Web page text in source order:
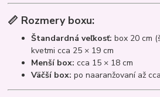
📏 Rozmery boxu:
Štandardná veľkosť: box 20 cm
kvetmi cca 25 × 19 cm
Menší box: cca 15 × 18 cm
Väčší box: po naaranžovaní až